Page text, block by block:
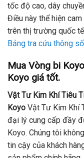
tốc độ cao, dây
Điều này thể hiện
trên thị trường quốc
Bảng tra cứu thông
Mua Vòng bi
Koyo giá tốt.
Vật Tư Kim Khí Tiêu
Koyo Vật Tư Kim Khí
đại lý cung cấp đầy
Koyo. Chúng tôi
tin cậy của khách